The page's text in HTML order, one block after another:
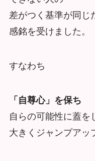
差がつく基準が同じ
感銘を受けました。
すなわち
「自尊心」を保ち
自らの可能性に蓋を
大きくジャンプアッ